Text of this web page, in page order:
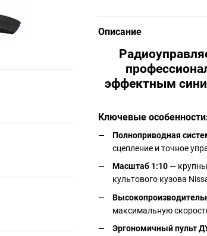
Описание
эффектным
Ключевые
Полноприводная
сцепление и точное
Масштаб 1:10 —
культового кузова
максимальную
Эргономичный пульт